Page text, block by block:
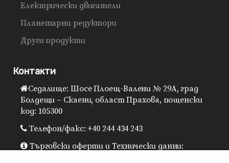
Електрически двигатели
Планетарни редуктори
Други продукти
Контакти
Седалище: Шосе Плоещ-Валени № 29A, град
Болдещи – Скаени, област Прахова, пощенски
код: 105300
Телефон/факс: +40 244 434 243
Търговски оферти и Технически данни: